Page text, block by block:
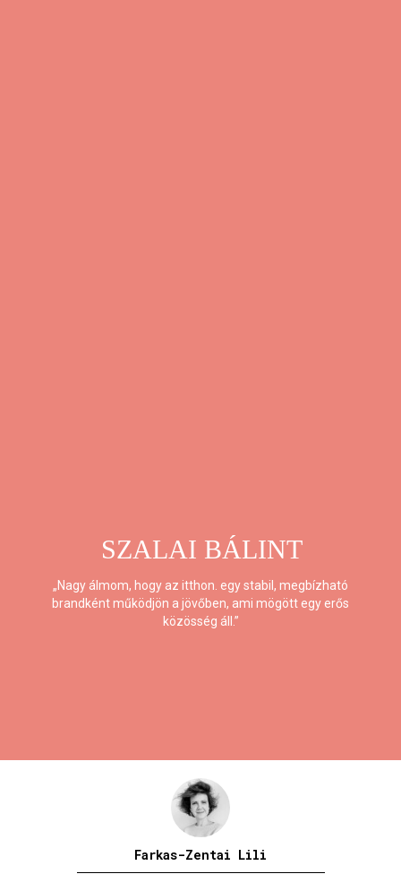
SZALAI BÁLINT
„Nagy álmom, hogy az itthon. egy stabil, megbízható
brandként működjön a jövőben, ami mögött egy erős
közösség áll.”
Farkas-Zentai Lili